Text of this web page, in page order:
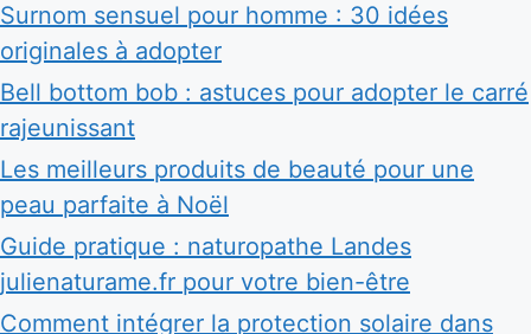
Surnom sensuel pour homme : 30 idées
originales à adopter
Bell bottom bob : astuces pour adopter le carré
rajeunissant
Les meilleurs produits de beauté pour une
peau parfaite à Noël
Guide pratique : naturopathe Landes
julienaturame.fr pour votre bien-être
Comment intégrer la protection solaire dans